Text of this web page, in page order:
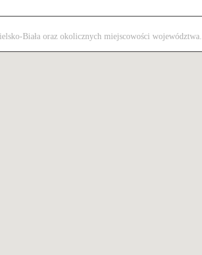
Biała oraz okolicznych miejscowości województwa.